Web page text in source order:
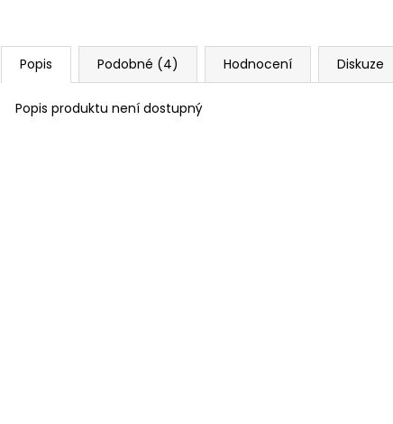
Popis Podobné (4) Hodnocení Diskuze
Popis produktu není dostupný